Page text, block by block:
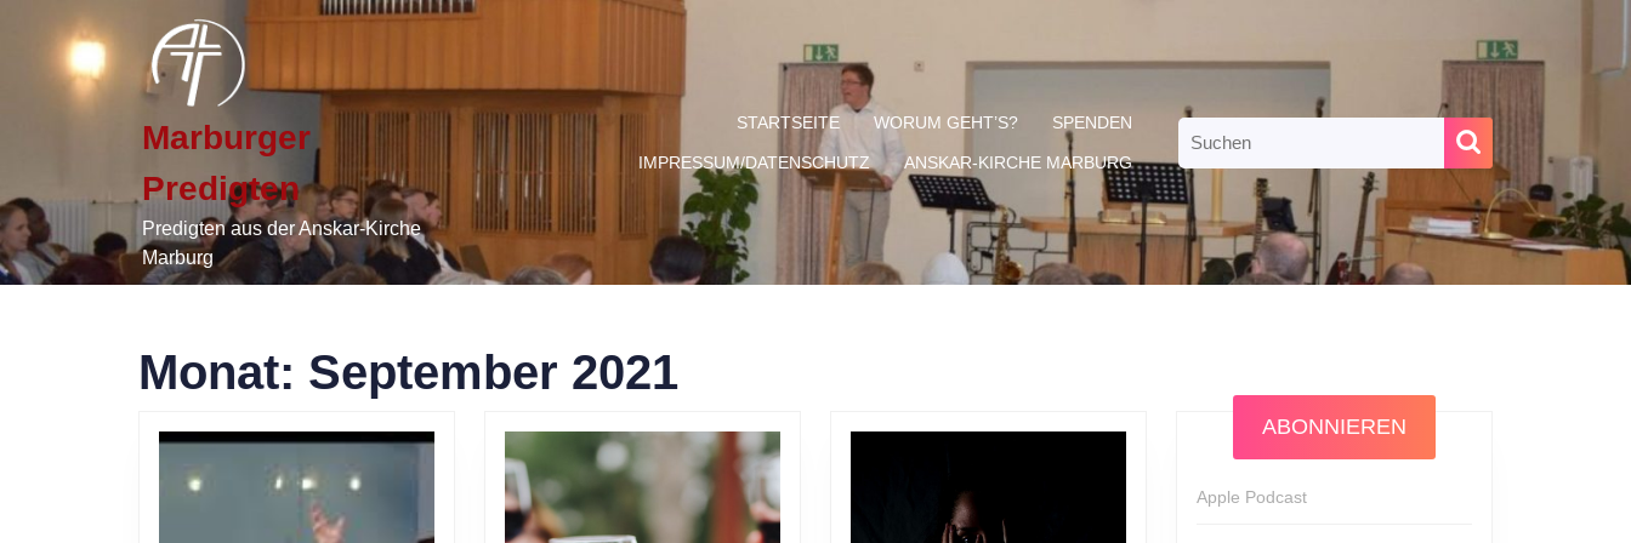
content
Marburger
Predigten
Predigten aus der Anskar-Kirche
Marburg
STARTSEITE WORUM GEHT’S? SPENDEN
IMPRESSUM/DATENSCHUTZ ANSKAR-KIRCHE MARBURG
for:
Monat: September 2021
ABONNIEREN
Apple Podcast